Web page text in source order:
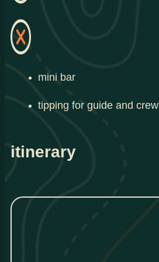
mini bar
tipping for guide and crew
itinerary